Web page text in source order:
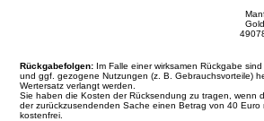
Rückgabefolgen: Im Falle einer wirksamen Rückgabe
und ggf. gezogene Nutzungen (z. B. Gebrauchsvorteile)
Wertersatz verlangt werden.
Sie haben die Kosten der Rücksendung zu tragen, wenn
der zurückzusendenden Sache einen Betrag von 40
kostenfrei.